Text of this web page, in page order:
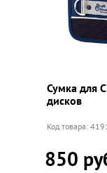
Сумка для
дисков
Код товара:
850